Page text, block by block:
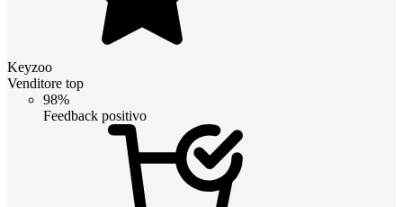
Keyzoo
Venditore top
98%
Feedback positivo